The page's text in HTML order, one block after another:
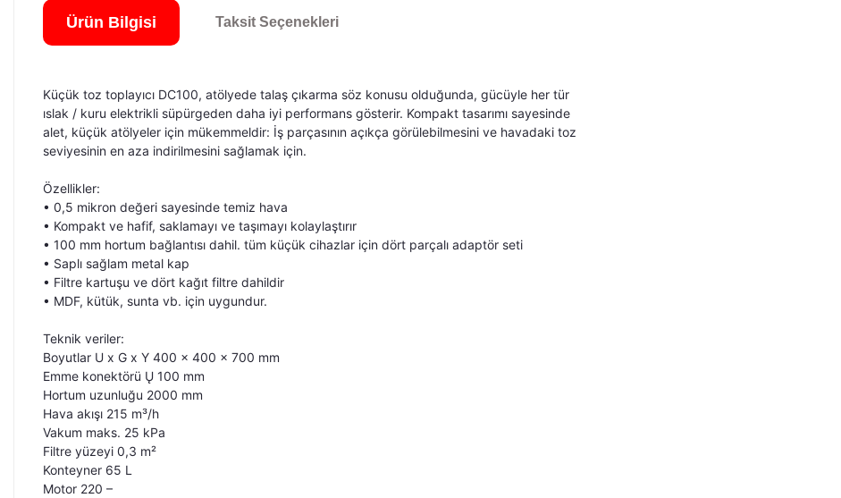
Ürün Bilgisi Taksit Seçenekleri
Küçük toz toplayıcı DC100, atölyede talaş çıkarma söz konusu olduğunda, gücüyle her tür
ıslak / kuru elektrikli süpürgeden daha iyi performans gösterir. Kompakt tasarımı sayesinde
alet, küçük atölyeler için mükemmeldir: İş parçasının açıkça görülebilmesini ve havadaki toz
seviyesinin en aza indirilmesini sağlamak için.
Özellikler:
• 0,5 mikron değeri sayesinde temiz hava
• Kompakt ve hafif, saklamayı ve taşımayı kolaylaştırır
• 100 mm hortum bağlantısı dahil. tüm küçük cihazlar için dört parçalı adaptör seti
• Saplı sağlam metal kap
• Filtre kartuşu ve dört kağıt filtre dahildir
• MDF, kütük, sunta vb. için uygundur.
Teknik veriler:
Boyutlar U x G x Y 400 x 400 x 700 mm
Emme konektörü Ų 100 mm
Hortum uzunluğu 2000 mm
Hava akışı 215 m³/h
Vakum maks. 25 kPa
Filtre yüzeyi 0,3 m²
Konteyner 65 L
Motor 220 –